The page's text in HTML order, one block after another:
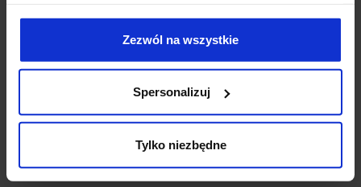
Zezwól na wszystkie
Spersonalizuj
Tylko niezbędne
sprzedażowych
przygotowywanie dokumentacjidla platform
doradztwo prawnew zakresie zwalczania nieuczciwej
konkurencji
wchodzących na rynek polski